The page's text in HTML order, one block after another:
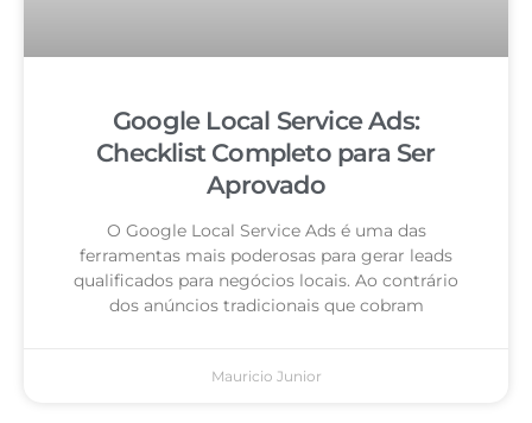
Google Local Service Ads:
Checklist Completo para Ser
Aprovado
O Google Local Service Ads é uma das
ferramentas mais poderosas para gerar leads
qualificados para negócios locais. Ao contrário
dos anúncios tradicionais que cobram
Mauricio Junior